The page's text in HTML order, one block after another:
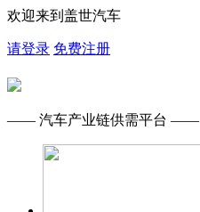
欢迎来到盖世汽车
请登录 免费注册
—— 汽车产业链供需平台 ——